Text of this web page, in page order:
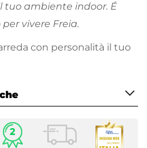
tuo ambiente indoor. É
vivere Freia.
con personalità il tuo